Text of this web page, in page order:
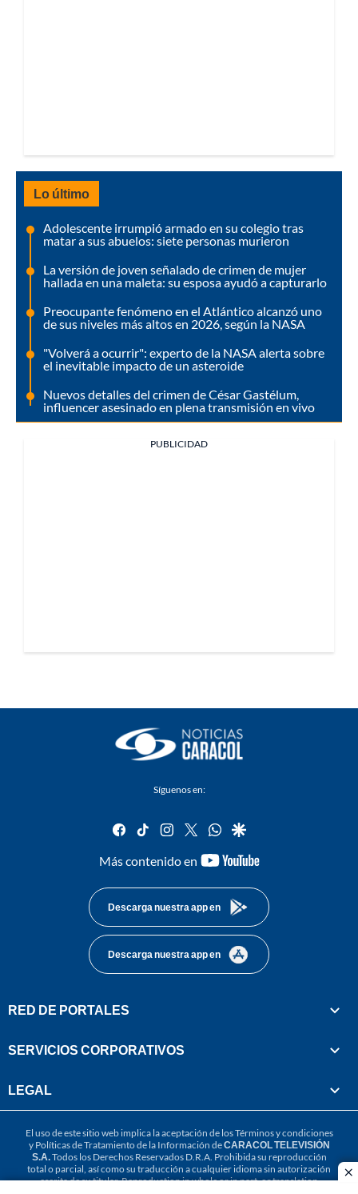
Lo último
Adolescente irrumpió armado en su colegio tras
matar a sus abuelos: siete personas murieron
La versión de joven señalado de crimen de mujer
hallada en una maleta: su esposa ayudó a capturarlo
Preocupante fenómeno en el Atlántico alcanzó uno
de sus niveles más altos en 2026, según la NASA
"Volverá a ocurrir": experto de la NASA alerta sobre
el inevitable impacto de un asteroide
Nuevos detalles del crimen de César Gastélum,
influencer asesinado en plena transmisión en vivo
PUBLICIDAD
Síguenos en:
facebook
tiktok instagram
twitterwhatsapp
google
Más contenido en
youtube-
Descarga nuestra app en
Descarga nuestra app en
RED DE PORTALES
SERVICIOS CORPORATIVOS
LEGAL
El uso de este sitio web implica la aceptación de losTérminos y condiciones
y Políticas de Tratamiento de la Información deCARACOL TELEVISIÓN
S.A.Todos los Derechos Reservados D.R.A. Prohibida su reproducción
total o parcial, así como su traducción a cualquier idioma sin autorización
escrita de su titular. Reproduction in whole or in part, or translation